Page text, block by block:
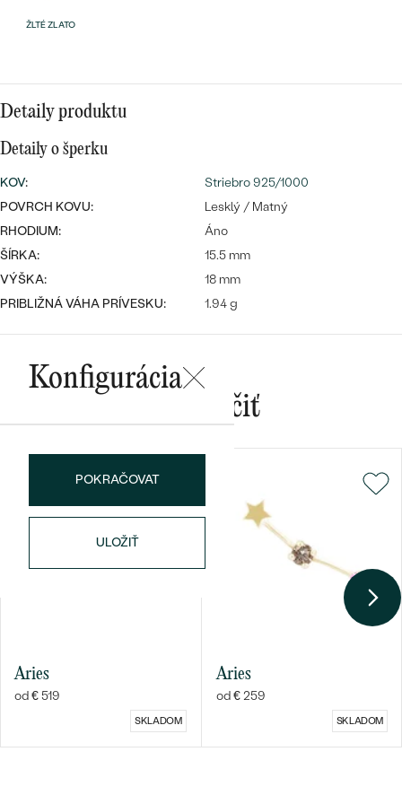
Wave kolekcia
OBJAVIŤ
PODĽA TVARU DRAHOKAMU
DIAMANTY
Bestsellery
Personalizované
prívesky
OBJAVIŤ
Najpredávanejšie
prstene
ŽLTÉ ZLATO
Detaily produktu
Detaily o šperku
KOV:
Striebro 925/1000
POVRCH KOVU:
Lesklý / Matný
RHODIUM:
Áno
ŠÍRKA:
15.5 mm
VÝŠKA:
18 mm
PRIBLIŽNÁ VÁHA PRÍVESKU:
1.94 g
Konfigurácia
POKRAČOVAT
ULOŽIŤ
Mohlo by sa vám páčiť
Aries
od € 519
SKLADOM
Aries
od € 259
SKLADOM